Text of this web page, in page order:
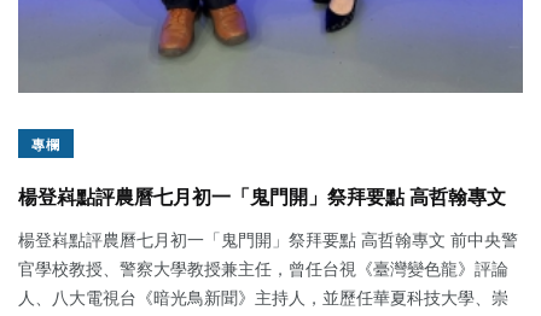
專欄
楊登嵙點評農曆七月初一「鬼門開」祭拜要點 高哲翰專文
楊登嵙點評農曆七月初一「鬼門開」祭拜要點 高哲翰專文 前中央警
官學校教授、警察大學教授兼主任，曾任台視《臺灣變色龍》評論
人、八大電視台《暗光鳥新聞》主持人，並歷任華夏科技大學、崇